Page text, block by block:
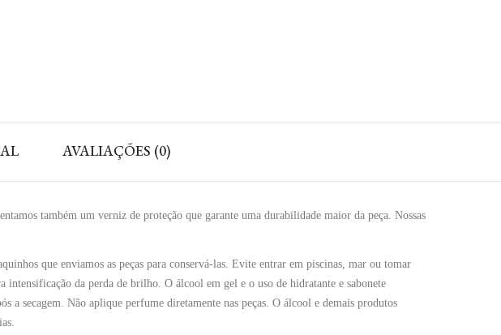
AVALIAÇÕES (0)
também um verniz de proteção que garante uma durabilidade maior da peça. Nossas
que enviamos as peças para conservá-las. Evite entrar em piscinas, mar ou tomar
da perda de brilho. O álcool em gel e o uso de hidratante e sabonete
a secagem. Não aplique perfume diretamente nas peças. O álcool e demais produtos